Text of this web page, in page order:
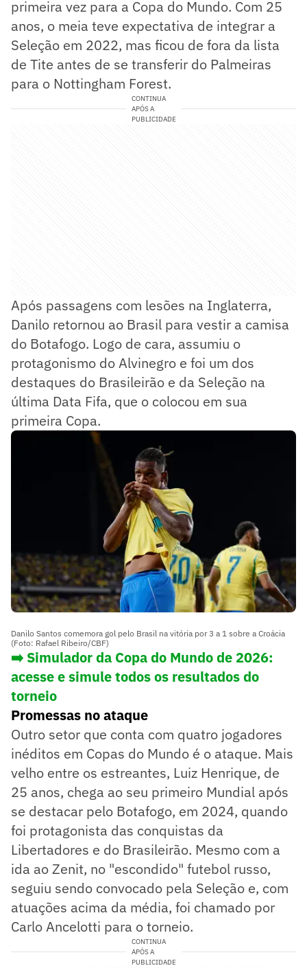
primeira vez para a Copa do Mundo. Com 25
anos, o meia teve expectativa de integrar a
Seleção em 2022, mas ficou de fora da lista
de Tite antes de se transferir do Palmeiras
para o Nottingham Forest.
CONTINUA
APÓS A
PUBLICIDADE
Após passagens com lesões na Inglaterra,
Danilo retornou ao Brasil para vestir a camisa
do Botafogo. Logo de cara, assumiu o
protagonismo do Alvinegro e foi um dos
destaques do Brasileirão e da Seleção na
última Data Fifa, que o colocou em sua
primeira Copa.
Danilo Santos comemora gol pelo Brasil na vitória por 3 a 1 sobre a Croácia
(Foto: Rafael Ribeiro/CBF)
➡️ Simulador da Copa do Mundo de 2026:
acesse e simule todos os resultados do
torneio
Promessas no ataque
Outro setor que conta com quatro jogadores
inéditos em Copas do Mundo é o ataque. Mais
velho entre os estreantes, Luiz Henrique, de
25 anos, chega ao seu primeiro Mundial após
se destacar pelo Botafogo, em 2024, quando
foi protagonista das conquistas da
Libertadores e do Brasileirão. Mesmo com a
ida ao Zenit, no "escondido" futebol russo,
seguiu sendo convocado pela Seleção e, com
atuações acima da média, foi chamado por
Carlo Ancelotti para o torneio.
CONTINUA
APÓS A
PUBLICIDADE